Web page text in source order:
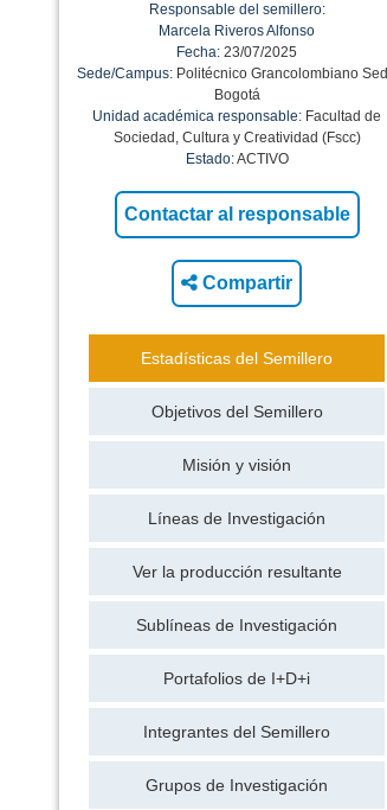
Responsable del semillero:
Marcela Riveros Alfonso
Fecha: 23/07/2025
Sede/Campus: Politécnico Grancolombiano
Bogotá
Unidad académica responsable: Facultad de
Sociedad, Cultura y Creatividad (Fscc)
Estado:ACTIVO
Compartir
Estadísticas del Semillero
Objetivos del Semillero
Misión y visión
Líneas de Investigación
Ver la producción resultante
Sublíneas de Investigación
Portafolios de I+D+i
Integrantes del Semillero
Grupos de Investigación